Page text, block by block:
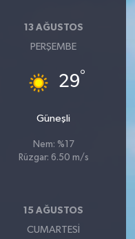
13 AĞUSTOS
PERŞEMBE
29°
Güneşli
Nem: %17
Rüzgar: 6.50 m/s
15 AĞUSTOS
CUMARTESI